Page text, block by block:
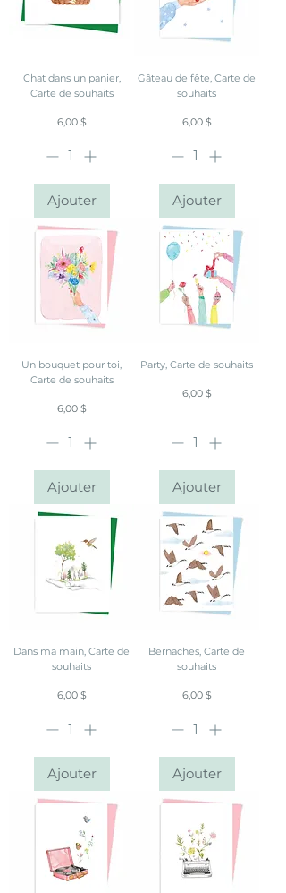
Chat dans un panier,
Carte de souhaits
Prix
6,00 $
Ajouter
Gâteau de fête, Carte de
souhaits
Prix
6,00 $
Ajouter
Un bouquet pour toi,
Carte de souhaits
Prix
6,00 $
Ajouter
Party, Carte de souhaits
Prix
6,00 $
Ajouter
Dans ma main, Carte de
souhaits
Prix
6,00 $
Ajouter
Bernaches, Carte de
souhaits
Prix
6,00 $
Ajouter